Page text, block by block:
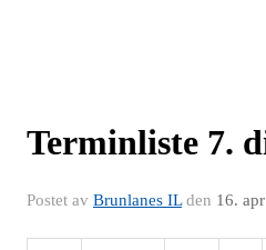
Terminliste 7.
Postet av Brunlanes ILden 16.